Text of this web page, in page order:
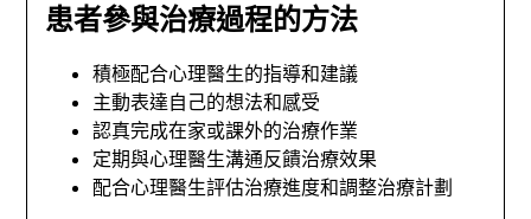
患者參與治療過程的方法
積極配合心理醫生的指導和建議
主動表達自己的想法和感受
認真完成在家或課外的治療作業
定期與心理醫生溝通反饋治療效果
配合心理醫生評估治療進度和調整治療計劃